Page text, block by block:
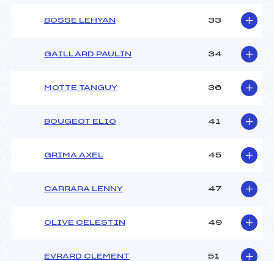
BOSSE LEHYAN 33
GAILLARD PAULIN 34
MOTTE TANGUY 36
BOUGEOT ELIO 41
GRIMA AXEL 45
CARRARA LENNY 47
OLIVE CELESTIN 49
EVRARD CLEMENT 51